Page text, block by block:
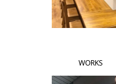
WORKS